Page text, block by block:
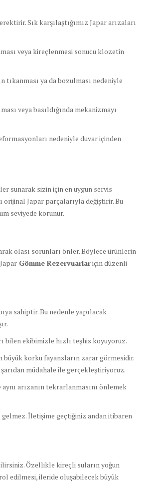
Sık karşılaştığımız Japar arızaları
veya kireçlenmesi sonucu klozetin
tıkanması ya da bozulması nedeniyle
veya basıldığında mekanizmayı
nedeniyle duvar içinden
sunarak sizin için en uygun servis
orijinal Japar parçalarıyla değiştirir. Bu
seviyede korunur.
olası sorunları önler. Böylece ürünlerin
Gömme Rezervuarlariçin düzenli
sahiptir. Bu nedenle yapılacak
bilen ekibimizle hızlı teşhis koyuyoruz.
büyük korku fayansların zarar görmesidir.
müdahale ile gerçekleştiriyoruz.
arızanın tekrarlanmasını önlemek
İletişime geçtiğiniz andan itibaren
Özellikle kireçli suların yoğun
edilmesi, ileride oluşabilecek büyük